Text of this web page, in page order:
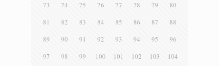
73
74 75 76 77 78 79
80
81
82 83 84 85 86 87
88
89
90 91 92 93 94 95
96
97
98 99 100 101 102 103
104